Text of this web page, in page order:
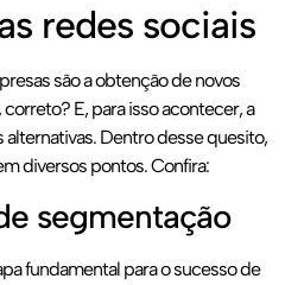
redes sociais
são a obtenção de novos
E, para isso acontecer, a
Dentro desse quesito,
diversos pontos. Confira:
segmentação
fundamental para o sucesso de